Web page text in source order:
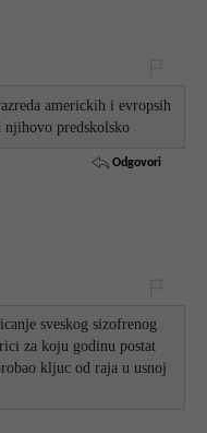
americkih i evropsih
njihovo predskolsko
Odgovori
sveskog sizofrenog
za koju godinu postat
kljuc od raja u usnoj